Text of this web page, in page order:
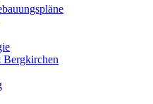
Bergkirchen